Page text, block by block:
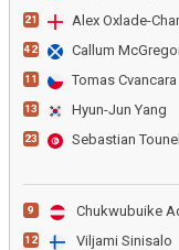
21
42 Callum
11 Tomas Cvancara
13 Hyun-Jun Yang
23 Sebastian
9 Chukwubuike
12 Viljami Sinisalo